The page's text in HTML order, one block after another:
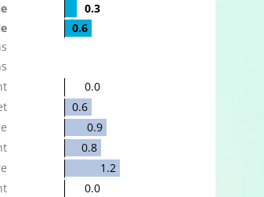
0.3
0.6
0.0
0.6
0.9
0.8
1.2
0.0